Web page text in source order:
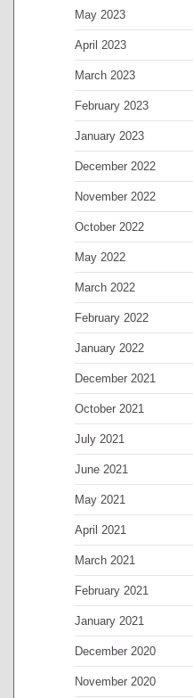
May 2023
April 2023
March 2023
February 2023
January 2023
December 2022
November 2022
October 2022
May 2022
March 2022
February 2022
January 2022
December 2021
October 2021
July 2021
June 2021
May 2021
April 2021
March 2021
February 2021
January 2021
December 2020
November 2020